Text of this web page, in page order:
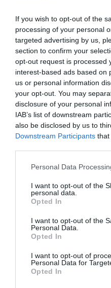
If you wish to opt-out of the
processing of your personal
targeted advertising by us,
section to confirm your
opt-out request is processed
interest-based ads based on
us or personal information
your opt-out. You may
disclosure of your personal
IAB’s list of downstream
also be disclosed by us to
Downstream Participants that
Please note that this
not limited to your visit or
grant or deny consent to
use your data for below
consent section.
Personal Data
I want to opt-out of the
personal data.
Opted In
I want to opt-out of the
Personal Data.
Opted In
I want to opt-out of
Personal Data for
Opted In
jónevű cégekre